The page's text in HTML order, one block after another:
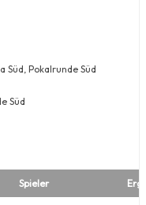
Süd, Pokalrunde Süd
Süd
Spieler